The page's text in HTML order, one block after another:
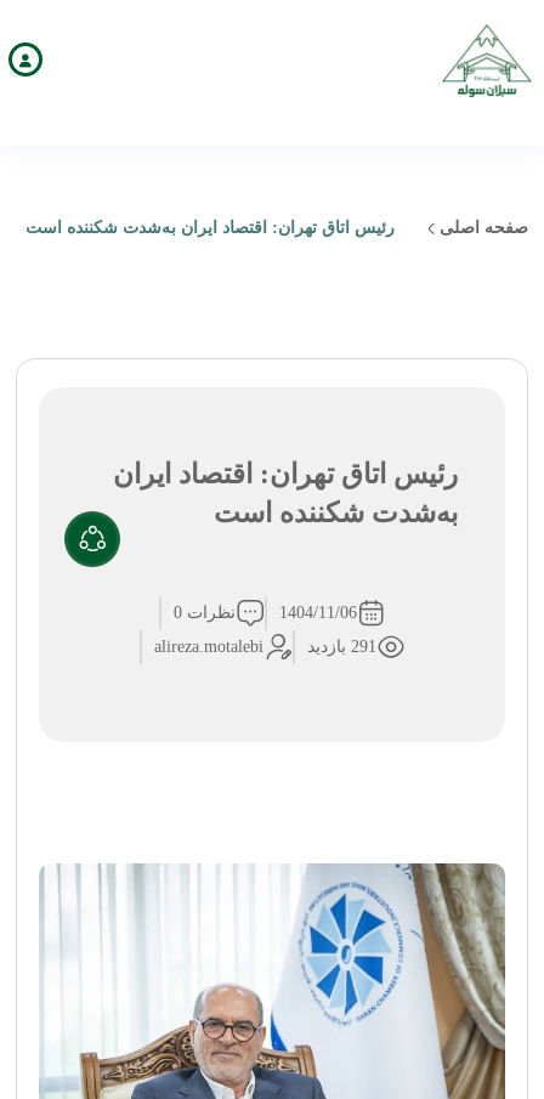
صفحه اصلی رئیس اتاق تهران: اقتصاد ایران به‌شدت شکننده است
رئیس اتاق تهران: اقتصاد ایران
به‌شدت شکننده است
1404/11/06
نظرات 0
291 بازدید
alireza.motalebi